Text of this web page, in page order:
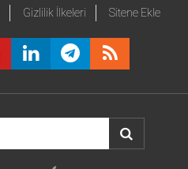
Gizlilik İlkeleri Sitene Ekle